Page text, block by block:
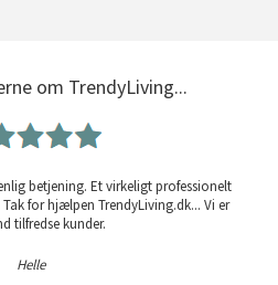
om TrendyLiving...
betjening. Et virkeligt professionelt
for hjælpen TrendyLiving.dk... Vi er
tilfredse kunder.
Helle